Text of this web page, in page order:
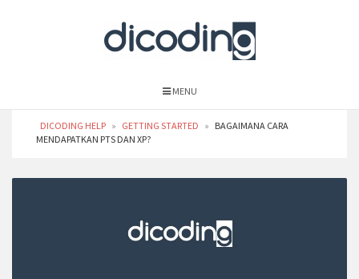
MENU
DICODING HELP » GETTING STARTED » BAGAIMANA CARA
MENDAPATKAN PTS DAN XP?